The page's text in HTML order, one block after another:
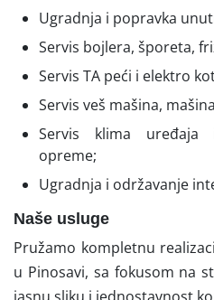
Ugradnja i popravka
Servis bojlera, šporeta,
Servis TA peći i elektro
Servis veš mašina,
Servis klima uređaja
opreme;
Ugradnja i održavanje
Naše usluge
Pružamo kompletnu
u Pinosavi, sa fokusom na